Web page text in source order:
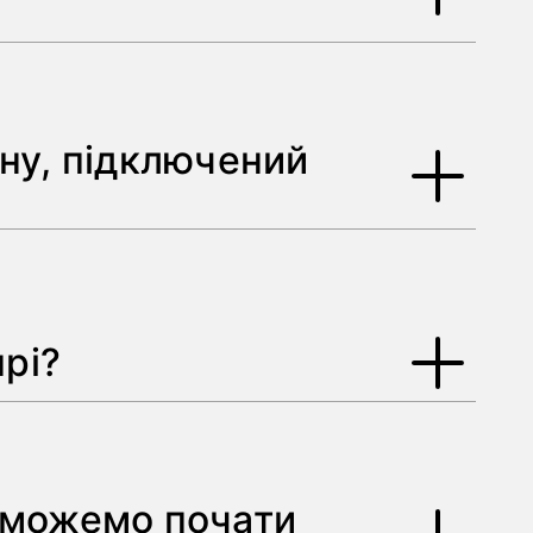
підключений
можемо почати